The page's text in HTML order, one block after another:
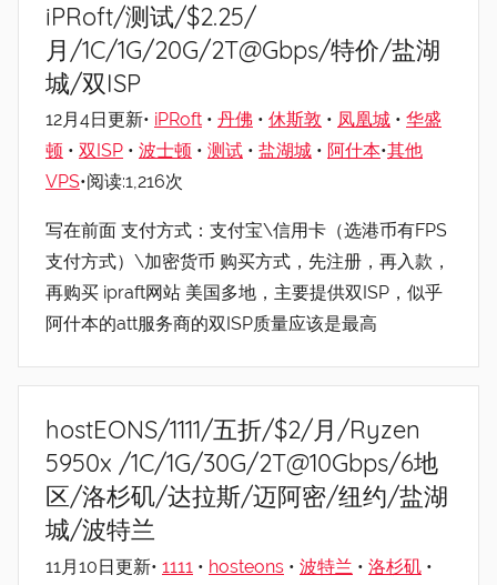
iPRoft/测试/$2.25/
月/1C/1G/20G/2T@Gbps/特价/盐湖
城/双ISP
12月4日更新• iPRoft • 丹佛 • 休斯敦 • 凤凰城 • 华盛
顿 • 双ISP • 波士顿 • 测试 • 盐湖城 • 阿什本•其他
VPS•阅读:1,216次
写在前面 支付方式：支付宝\信用卡（选港币有FPS
支付方式）\加密货币 购买方式，先注册，再入款，
再购买 ipraft网站 美国多地，主要提供双ISP，似乎
阿什本的att服务商的双ISP质量应该是最高
hostEONS/1111/五折/$2/月/Ryzen
5950x /1C/1G/30G/2T@10Gbps/6地
区/洛杉矶/达拉斯/迈阿密/纽约/盐湖
城/波特兰
11月10日更新• 1111 • hosteons • 波特兰 • 洛杉矶 •